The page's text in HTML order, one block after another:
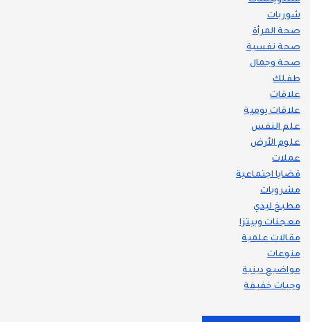
شوربات
صحة المرأة
صحة نفسية
صحة وجمال
طفلك
علاقات
علاقات يومية
علم النفس
علوم الأرض
عملات
قضايا اجتماعية
مشروبات
مطبخ ليدي
معجنات وبيتزا
مقالات علمية
منوعات
مواضيع دينية
وجبات خفيفة